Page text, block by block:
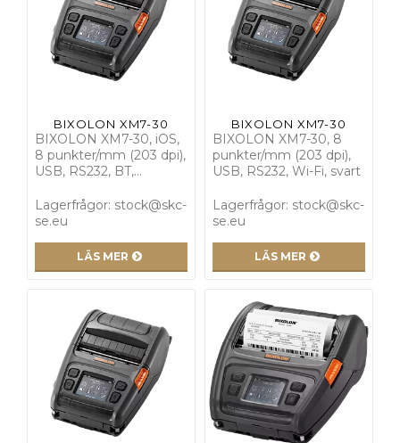
BIXOLON XM7-30
BIXOLON XM7-30, iOS,
8 punkter/mm (203 dpi),
USB, RS232, BT,…
Lagerfrågor: stock@skc-
se.eu
LÄS MER
BIXOLON XM7-30
BIXOLON XM7-30, 8
punkter/mm (203 dpi),
USB, RS232, Wi-Fi, svart
Lagerfrågor: stock@skc-
se.eu
LÄS MER